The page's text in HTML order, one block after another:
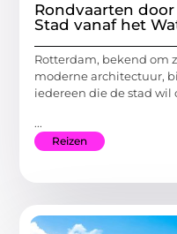
Rondvaarten
Stad vanaf het
Rotterdam, bekend om
moderne architectuur,
iedereen die de stad wil
...
Reizen